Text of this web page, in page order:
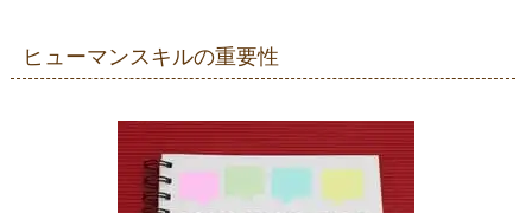
ヒューマンスキルの重要性